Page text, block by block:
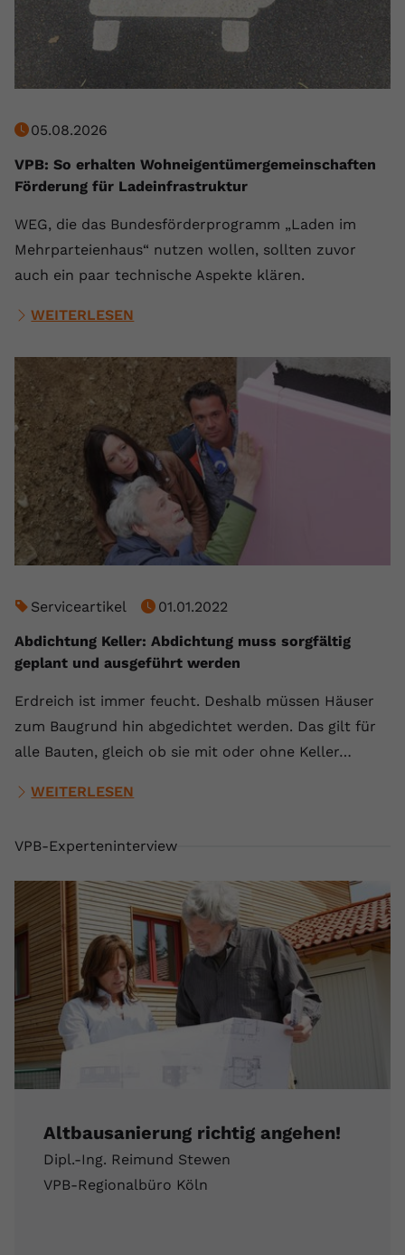
05.08.2026
VPB: So erhalten Wohneigentümergemeinschaften
Förderung für Ladeinfrastruktur
WEG, die das Bundesförderprogramm „Laden im
Mehrparteienhaus“ nutzen wollen, sollten zuvor
auch ein paar technische Aspekte klären.
WEITERLESEN
Serviceartikel
01.01.2022
Abdichtung Keller: Abdichtung muss sorgfältig
geplant und ausgeführt werden
Erdreich ist immer feucht. Deshalb müssen Häuser
zum Baugrund hin abgedichtet werden. Das gilt für
alle Bauten, gleich ob sie mit oder ohne Keller…
WEITERLESEN
VPB-Experteninterview
Altbausanierung richtig angehen!
Dipl.-Ing. Reimund Stewen
VPB-Regionalbüro Köln